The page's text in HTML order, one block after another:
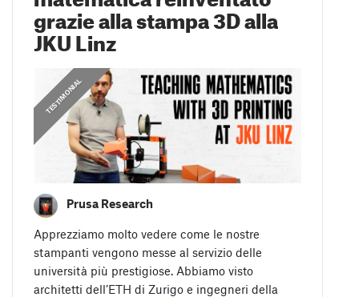
grazie alla stampa 3D alla
JKU Linz
GUIDE
,
PRUSA STORIES
TESTIMONIAL
Prusa Research
Apprezziamo molto vedere come le nostre
stampanti vengono messe al servizio delle
università più prestigiose. Abbiamo visto
architetti dell’ETH di Zurigo e ingegneri della